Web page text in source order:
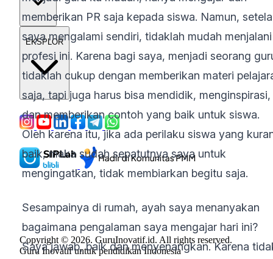
memberikan PR saja kepada siswa. Namun,
saya mengalami sendiri, tidaklah mudah menjalani
profesi ini. Karena bagi saya, menjadi seorang
tidaklah cukup dengan memberikan materi
saja, tapi juga harus bisa mendidik, menginspirasi,
dan memberikan contoh yang baik untuk siswa.
Oleh karena itu, jika ada perilaku siswa yang
baik, maka sudah sepatutnya saya untuk
mengingatkan, tidak membiarkan begitu saja.
Sesampainya di rumah, ayah saya menanyakan
bagaimana pengalaman saya mengajar hari ini?
Saya jawab, baik dan menyenangkan. Karena
EKSPLOR
Copyright © 2026. GuruInovatif.id. All rights reserved.
Guru Inovatif untuk pendidikan Indonesia